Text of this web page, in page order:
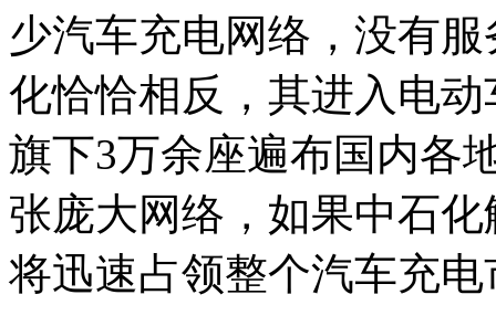
少汽车充电网络，没有
化恰恰相反，其进入电
旗下3万余座遍布国内各
张庞大网络，如果中石
将迅速占领整个汽车充电